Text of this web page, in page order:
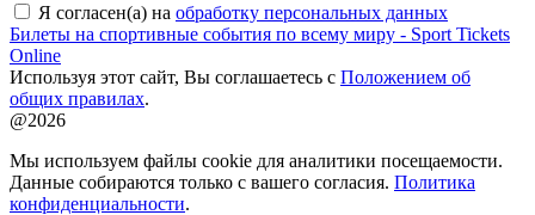
Я согласен(а) на обработку персональных данных
Билеты на спортивные события по всему миру - Sport Tickets
Online
Используя этот сайт, Вы соглашаетесь с Положением об
общих правилах.
@2026
Мы используем файлы cookie для аналитики посещаемости.
Данные собираются только с вашего согласия. Политика
конфиденциальности.